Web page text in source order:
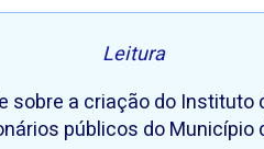
Leitura
sobre a criação do Instituto
públicos do Município